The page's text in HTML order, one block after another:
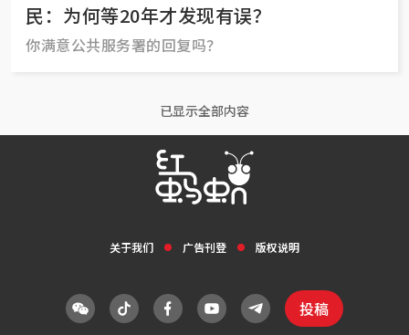
民：为何等20年才发现有误？
你满意公共服务署的回复吗？
已显示全部内容
关于我们 广告刊登 版权说明
投稿